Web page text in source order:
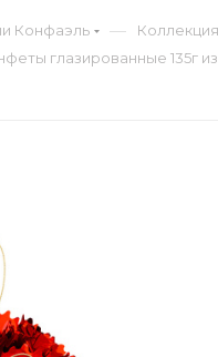
Конфаэль —
глазированные 135г